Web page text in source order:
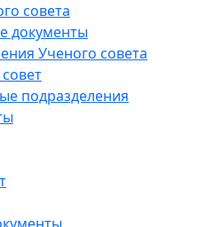
совета
документы
Ученого совета
подразделения